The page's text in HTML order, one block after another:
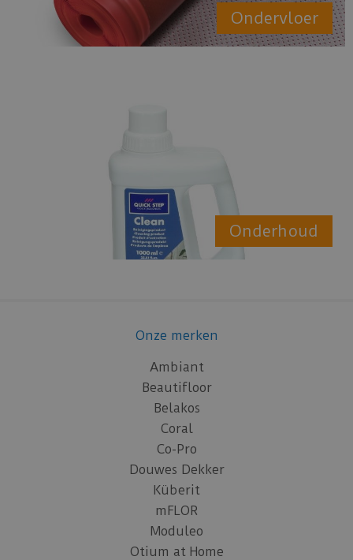
Ondervloer
Onderhoud
Onze merken
Ambiant
Beautifloor
Belakos
Coral
Co-Pro
Douwes Dekker
Küberit
mFLOR
Moduleo
Otium at Home